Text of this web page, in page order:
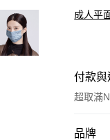
成人平
付款與
超取滿
付款方
品牌